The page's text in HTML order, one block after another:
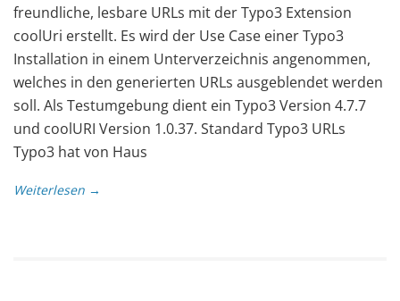
freundliche, lesbare URLs mit der Typo3 Extension
coolUri erstellt. Es wird der Use Case einer Typo3
Installation in einem Unterverzeichnis angenommen,
welches in den generierten URLs ausgeblendet werden
soll. Als Testumgebung dient ein Typo3 Version 4.7.7
und coolURI Version 1.0.37. Standard Typo3 URLs
Typo3 hat von Haus
Weiterlesen →